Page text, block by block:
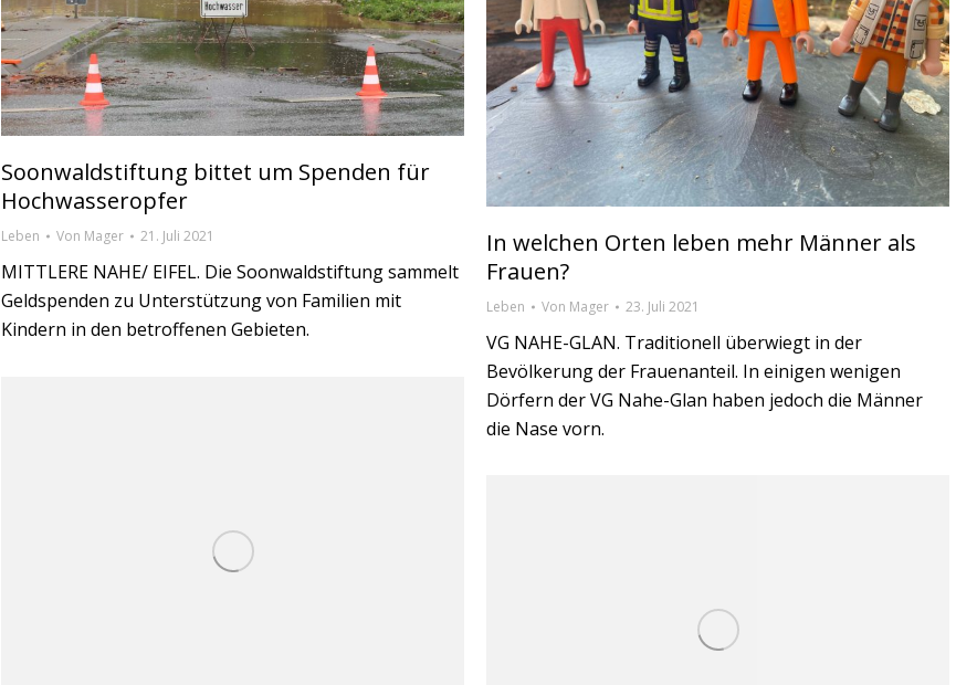
In welchen Orten leben mehr Männer als
Frauen?
Leben Von Mager 23. Juli 2021
VG NAHE-GLAN. Traditionell überwiegt in der
Bevölkerung der Frauenanteil. In einigen wenigen
Dörfern der VG Nahe-Glan haben jedoch die Männer
die Nase vorn.
Soonwaldstiftung bittet um Spenden für
Hochwasseropfer
Leben Von Mager 21. Juli 2021
MITTLERE NAHE/ EIFEL. Die Soonwaldstiftung sammelt
Geldspenden zu Unterstützung von Familien mit
Kindern in den betroffenen Gebieten.